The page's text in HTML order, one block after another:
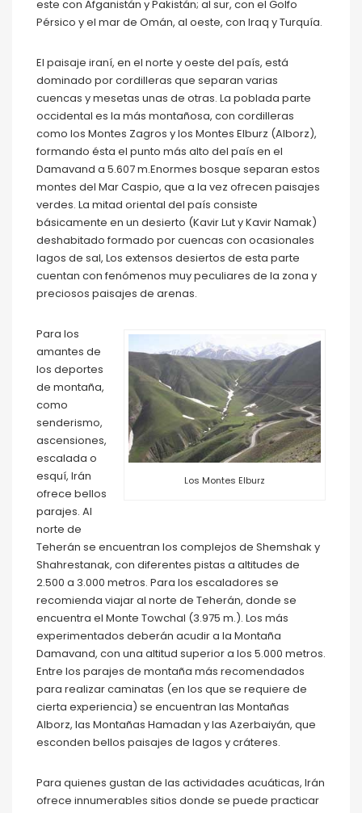
este con Afganistán y Pakistán; al sur, con el Golfo
Pérsico y el mar de Omán, al oeste, con Iraq y Turquía.
El paisaje iraní, en el norte y oeste del país, está
dominado por cordilleras que separan varias
cuencas y mesetas unas de otras. La poblada parte
occidental es la más montañosa, con cordilleras
como los Montes Zagros y los Montes Elburz (Alborz),
formando ésta el punto más alto del país en el
Damavand a 5.607 m.Enormes bosque separan estos
montes del Mar Caspio, que a la vez ofrecen paisajes
verdes. La mitad oriental del país consiste
básicamente en un desierto (Kavir Lut y Kavir Namak)
deshabitado formado por cuencas con ocasionales
lagos de sal, Los extensos desiertos de esta parte
cuentan con fenómenos muy peculiares de la zona y
preciosos paisajes de arenas.
Los Montes Elburz
Para los
amantes de
los deportes
de montaña,
como
senderismo,
ascensiones,
escalada o
esquí, Irán
ofrece bellos
parajes. Al
norte de
Teherán se encuentran los complejos de Shemshak y
Shahrestanak, con diferentes pistas a altitudes de
2.500 a 3.000 metros. Para los escaladores se
recomienda viajar al norte de Teherán, donde se
encuentra el Monte Towchal (3.975 m.). Los más
experimentados deberán acudir a la Montaña
Damavand, con una altitud superior a los 5.000 metros.
Entre los parajes de montaña más recomendados
para realizar caminatas (en los que se requiere de
cierta experiencia) se encuentran las Montañas
Alborz, las Montañas Hamadan y las Azerbaiyán, que
esconden bellos paisajes de lagos y cráteres.
Para quienes gustan de las actividades acuáticas, Irán
ofrece innumerables sitios donde se puede practicar